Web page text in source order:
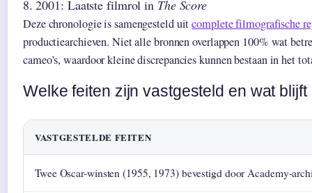
2001: Laatste filmrol in The Score
Deze chronologie is samengesteld uitcomplete filmografische
productiearchieven. Niet alle bronnen overlappen 100% wat
cameo’s, waardoor kleine discrepancies kunnen bestaan in het
Welke feiten zijn vastgesteld en wat
VASTGESTELDE FEITEN
Twee Oscar-winsten (1955, 1973) bevestigd door Academy-